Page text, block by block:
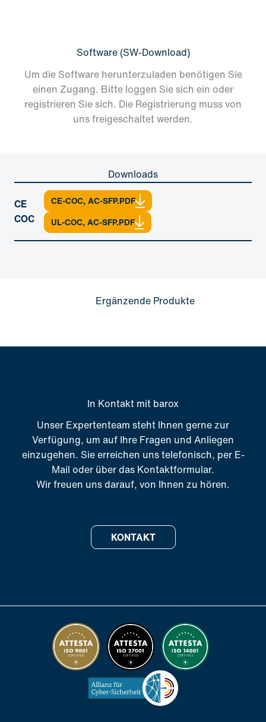
Software (SW-Download)
Um die Software herunterzuladen benötigen Sie
einen Zugang. Bitte loggen Sie sich ein oder
registrieren Sie sich. Die Registrierung muss von
uns freigeschaltet werden.
Downloads
CE
COC
CE-COC, AC-SFP.PDF
UL-COC, AC-SFP.PDF
Ergänzende Produkte
In Kontakt mit barox
Unser Expertenteam steht Ihnen gerne zur
Verfügung, um auf Ihre Fragen und Anliegen
einzugehen. Sie erreichen uns telefonisch, per E-
Mail oder über das Kontaktformular.
Wir freuen uns darauf, von Ihnen zu hören.
KONTAKT